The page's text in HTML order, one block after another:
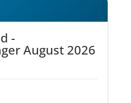
-
August 2026